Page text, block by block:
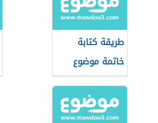
طريقة كتابة
خاتمة موضوع
التعبير